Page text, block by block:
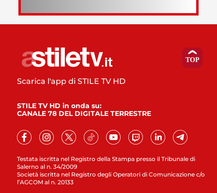
Testata iscritta nel Registro della Stampa presso il Tribunale di
Salerno al n. 34/2009
Società iscritta nel Registro degli Operatori di Comunicazione c/o
l’AGCOM al n. 20133
Scarica l'app di STILE TV HD
STILE TV HD in onda su:
CANALE 78 DEL DIGITALE TERRESTRE